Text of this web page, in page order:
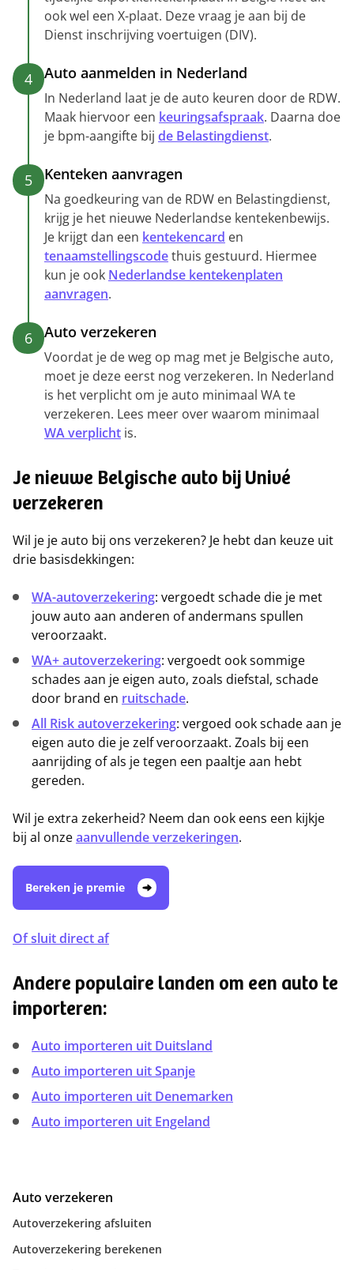
ook wel een X-plaat. Deze vraag je aan bij de
Dienst inschrijving voertuigen (DIV).
4 Auto aanmelden in Nederland
In Nederland laat je de auto keuren door de RDW.
Maak hiervoor een keuringsafspraak. Daarna doe
je bpm-aangifte bij de Belastingdienst.
5 Kenteken aanvragen
Na goedkeuring van de RDW en Belastingdienst,
krijg je het nieuwe Nederlandse kentekenbewijs.
Je krijgt dan een kentekencard en
tenaamstellingscodethuis gestuurd. Hiermee
kun je ook Nederlandse kentekenplaten
aanvragen.
6 Auto verzekeren
Voordat je de weg op mag met je Belgische auto,
moet je deze eerst nog verzekeren. In Nederland
is het verplicht om je auto minimaal WA te
verzekeren. Lees meer over waarom minimaal
WA verplicht is.
Je nieuwe Belgische auto bij Univé
verzekeren
Wil je je auto bij ons verzekeren? Je hebt dan keuze uit
drie basisdekkingen:
WA-autoverzekering: vergoedt schade die je met
jouw auto aan anderen of andermans spullen
veroorzaakt.
WA+ autoverzekering: vergoedt ook sommige
schades aan je eigen auto, zoals diefstal, schade
door brand en ruitschade.
All Risk autoverzekering: vergoed ook schade aan je
eigen auto die je zelf veroorzaakt. Zoals bij een
aanrijding of als je tegen een paaltje aan hebt
gereden.
Wil je extra zekerheid? Neem dan ook eens een kijkje
bij al onzeaanvullende verzekeringen.
Bereken je premie
Of sluit direct af
Andere populaire landen om een auto te
importeren:
Auto importeren uit Duitsland
Auto importeren uit Spanje
Auto importeren uit Denemarken
Auto importeren uit Engeland
Auto verzekeren
Autoverzekering afsluiten
Autoverzekering berekenen